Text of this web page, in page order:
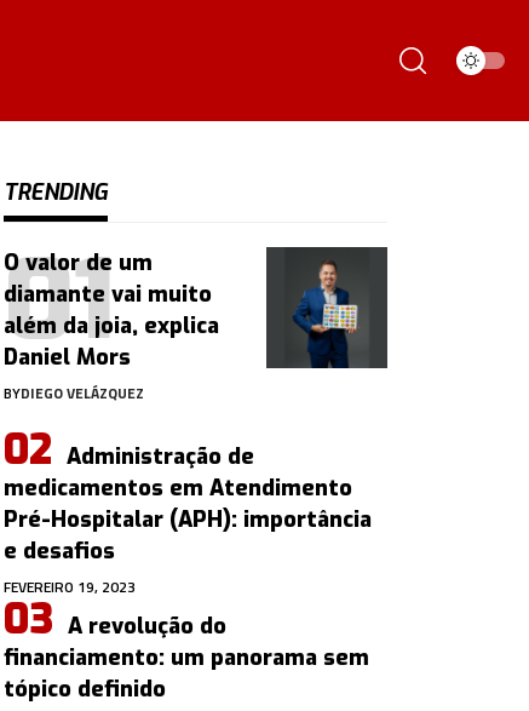
TRENDING
O valor de um
diamante vai muito
além da joia, explica
Daniel Mors
BYDIEGO VELÁZQUEZ
Administração de
medicamentos em Atendimento
Pré-Hospitalar (APH): importância
e desafios
FEVEREIRO 19, 2023
A revolução do
financiamento: um panorama sem
tópico definido